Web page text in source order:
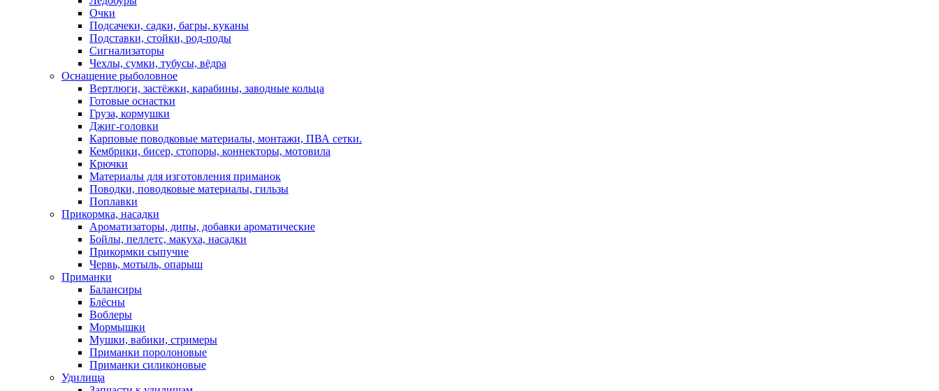
Очки
Подсачеки, садки, багры, куканы
Подставки, стойки, род-поды
Сигнализаторы
Чехлы, сумки, тубусы, вёдра
Оснащение рыболовное
Вертлюги, застёжки, карабины, заводные кольца
Готовые оснастки
Груза, кормушки
Джиг-головки
Карповые поводковые материалы, монтажи, ПВА сетки.
Кембрики, бисер, стопоры, коннекторы, мотовила
Крючки
Материалы для изготовления приманок
Поводки, поводковые материалы, гильзы
Поплавки
Прикормка, насадки
Ароматизаторы, дипы, добавки ароматические
Бойлы, пеллетс, макуха, насадки
Прикормки сыпучие
Червь, мотыль, опарыш
Приманки
Балансиры
Блёсны
Воблеры
Мормышки
Мушки, вабики, стримеры
Приманки поролоновые
Приманки силиконовые
Удилища